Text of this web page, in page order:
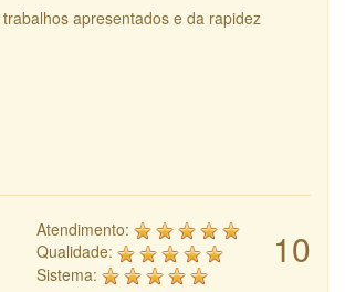
apresentados e da rapidez
10
Atendimento:
Qualidade:
Sistema: